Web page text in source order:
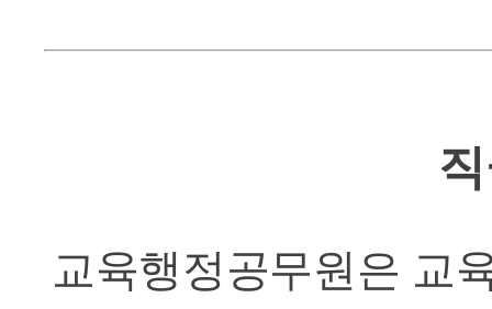
교육행정공무원은 교